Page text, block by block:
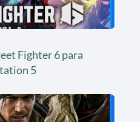
Fighter 6 para
5